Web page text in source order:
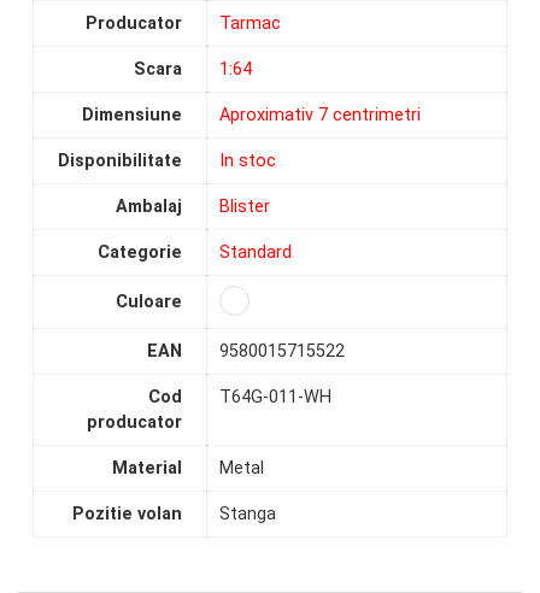
Producator Tarmac
Scara 1:64
Dimensiune Aproximativ 7 centrimetri
Disponibilitate In stoc
Ambalaj Blister
Categorie Standard
Culoare
EAN 9580015715522
Cod
producator
T64G-011-WH
Material Metal
Pozitie volan Stanga